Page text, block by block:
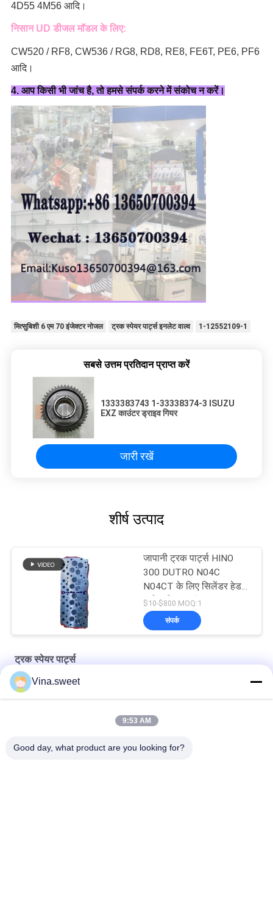
4D55 4M56 आदि।
निसान UD डीजल मॉडल के लिए:
CW520 / RF8, CW536 / RG8, RD8, RE8, FE6T, PE6, PF6
आदि।
4. आप किसी भी जांच है, तो हमसे संपर्क करने में संकोच न करें।
मित्सुबिशी 6 एम 70 इंजेक्टर नोजल ट्रक स्पेयर पार्ट्स इनलेट वाल्व 1-12552109-1
सबसे उत्तम प्रतिदान प्राप्त करें
1333383743 1-33338374-3 ISUZU
EXZ काउंटर ड्राइव गियर
जारी रखें
शीर्ष उत्पाद
जापानी ट्रक पार्ट्स HINO
300 DUTRO N04C
N04CT के लिए सिलेंडर हेड
एसी नवीनतम मॉडल OEM
11101-78221
$10-$800 MOQ:1
संपर्क
ट्रक स्पेयर पार्ट्स
6D14 इसुजु पार्ट्स डिस्क क्लच कवर ट्रक स्पेयर पार्ट्स
Vina.sweet
9:53 AM
Good day, what product are you looking for?